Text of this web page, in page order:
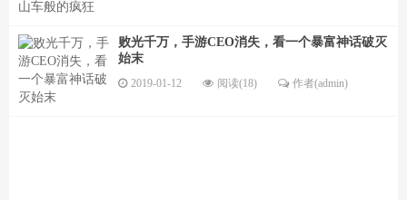
败光千万，手游CEO消失，看一个暴富神话破灭
始末
2019-01-12 阅读(18) 作者(admin)